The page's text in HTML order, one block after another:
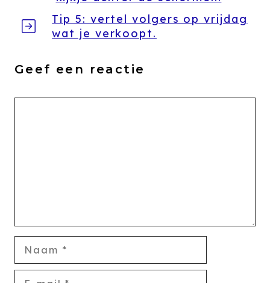
Tip 5: vertel volgers op vrijdag
wat je verkoopt.
Geef een reactie